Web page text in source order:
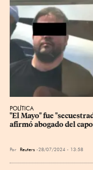
POLÍTICA
"El Mayo" fue
afirmó abogado del
Por Reuters 28/07/2024 - 13:58